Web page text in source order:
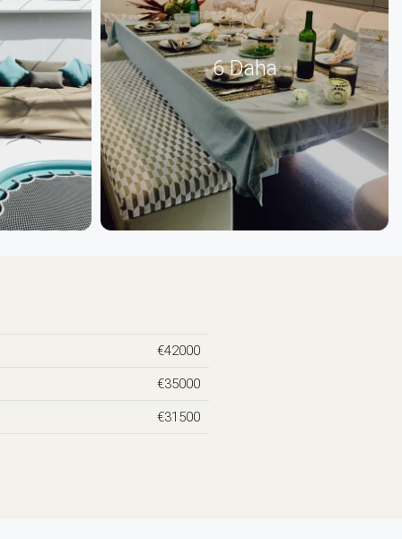
6 Daha
€42000
€35000
€31500